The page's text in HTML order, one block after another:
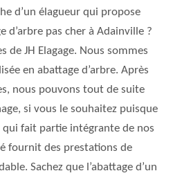
d’un élagueur qui propose
d’arbre pas cher à Adainville ?
de JH Elagage. Nous sommes
en abattage d’arbre. Après
nous pouvons tout de suite
si vous le souhaitez puisque
qui fait partie intégrante de nos
fournit des prestations de
Sachez que l’abattage d’un